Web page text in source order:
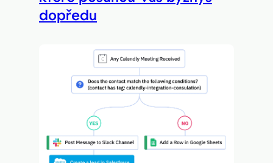
dopředu